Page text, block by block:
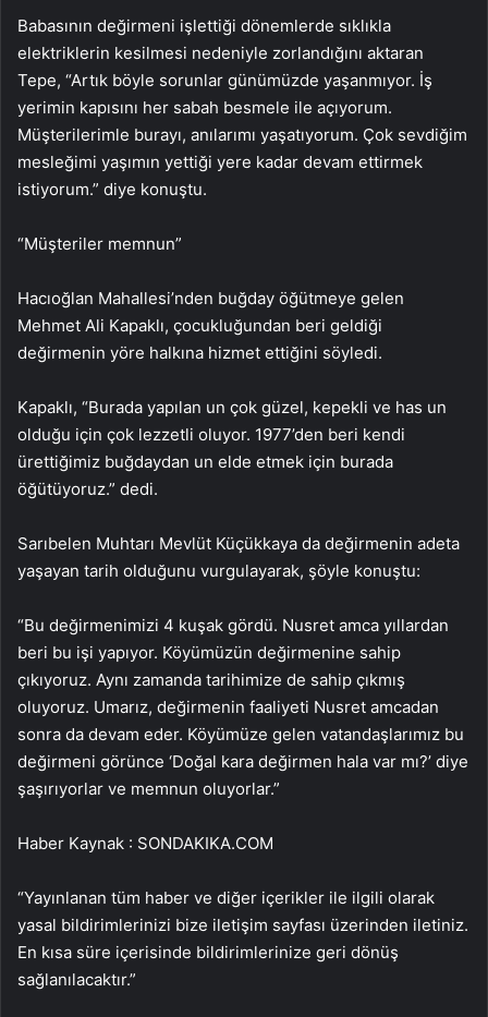
Babasının değirmeni işlettiği dönemlerde sıklıkla
elektriklerin kesilmesi nedeniyle zorlandığını aktaran
Tepe, “Artık böyle sorunlar günümüzde yaşanmıyor. İş
yerimin kapısını her sabah besmele ile açıyorum.
Müşterilerimle burayı, anılarımı yaşatıyorum. Çok sevdiğim
mesleğimi yaşımın yettiği yere kadar devam ettirmek
istiyorum.” diye konuştu.
“Müşteriler memnun”
Hacıoğlan Mahallesi’nden buğday öğütmeye gelen
Mehmet Ali Kapaklı, çocukluğundan beri geldiği
değirmenin yöre halkına hizmet ettiğini söyledi.
Kapaklı, “Burada yapılan un çok güzel, kepekli ve has un
olduğu için çok lezzetli oluyor. 1977’den beri kendi
ürettiğimiz buğdaydan un elde etmek için burada
öğütüyoruz.” dedi.
Sarıbelen Muhtarı Mevlüt Küçükkaya da değirmenin adeta
yaşayan tarih olduğunu vurgulayarak, şöyle konuştu:
“Bu değirmenimizi 4 kuşak gördü. Nusret amca yıllardan
beri bu işi yapıyor. Köyümüzün değirmenine sahip
çıkıyoruz. Aynı zamanda tarihimize de sahip çıkmış
oluyoruz. Umarız, değirmenin faaliyeti Nusret amcadan
sonra da devam eder. Köyümüze gelen vatandaşlarımız bu
değirmeni görünce ‘Doğal kara değirmen hala var mı?’ diye
şaşırıyorlar ve memnun oluyorlar.”
Haber Kaynak : SONDAKIKA.COM
“Yayınlanan tüm haber ve diğer içerikler ile ilgili olarak
yasal bildirimlerinizi bize iletişim sayfası üzerinden iletiniz.
En kısa süre içerisinde bildirimlerinize geri dönüş
sağlanılacaktır.”